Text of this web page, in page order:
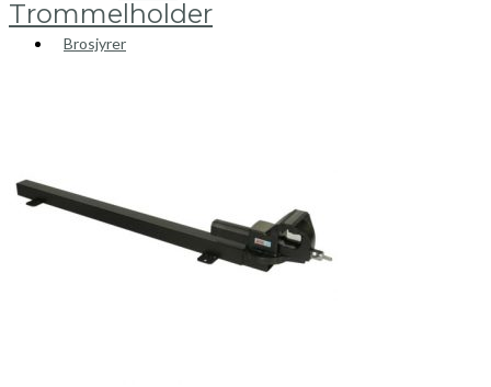
Brosjyrer
Ansatte
Trommelholder